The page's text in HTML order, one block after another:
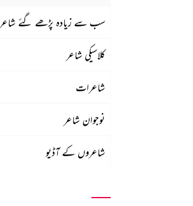
سب سے زیادہ پڑھے گئے شاعر
کلاسیکی شاعر
شاعرات
نوجوان شاعر
شاعروں کے آڈیو